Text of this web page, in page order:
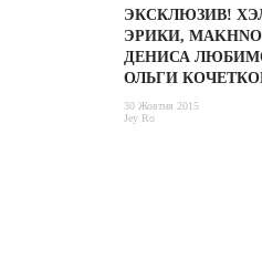
ЭКСКЛЮЗИВ!
ЭРИКИ,
ДЕНИСА
ОЛЬГИ
30 Жовтня 2015
Jey Ro